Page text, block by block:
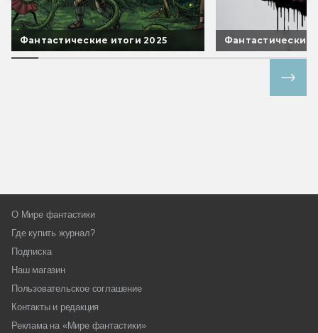
Фантастические итоги 2025 Фантастические
О Мире фантастики
Где купить журнал?
Подписка
Наш магазин
Пользовательское соглашение
Контакты и редакция
Реклама на «Мире фантастики»